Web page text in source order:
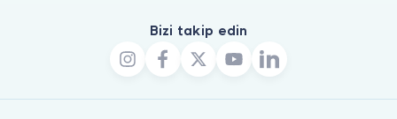
Bizi takip edin